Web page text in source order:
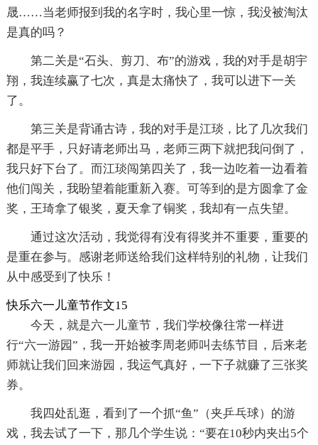
晟……当老师报到我的名字时，我心里一惊，我没被淘汰
是真的吗？
第二关是“石头、剪刀、布”的游戏，我的对手是胡宇
翔，我连续赢了七次，真是太痛快了，我可以进下一关
了。
第三关是背诵古诗，我的对手是江琰，比了几次我们
都是平手，只好请老师出马，老师三两下就把我问倒了，
我只好下台了。而江琰闯第四关了，我一边吃着一边看着
他们闯关，我盼望着能重新入赛。可等到的是方圆拿了金
奖，王琦拿了银奖，夏天拿了铜奖，我却有一点失望。
通过这次活动，我觉得有没有得奖并不重要，重要的
是重在参与。感谢老师送给我们这样特别的礼物，让我们
从中感受到了快乐！
快乐六一儿童节作文15
今天，就是六一儿童节，我们学校像往常一样进
行“六一游园”，我一开始被李周老师叫去练节目，后来老
师就让我们回来游园，我运气真好，一下子就赚了三张奖
券。
我四处乱逛，看到了一个抓“鱼”（夹乒乓球）的游
戏，我去试了一下，那几个学生说：“要在10秒内夹出5个